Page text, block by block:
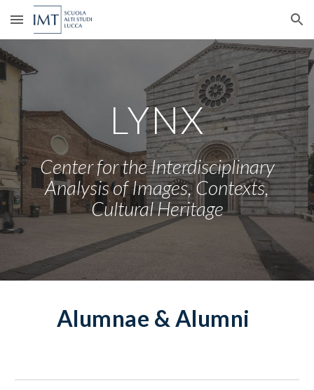
Skip to main content Skip to navigation
LYNX
Center for the Interdisciplinary
Analysis of Images, Contexts,
Cultural Heritage
Alumnae & Alumni